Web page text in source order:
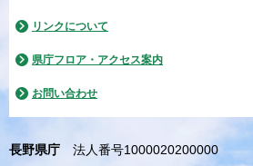
リンクについて
県庁フロア・アクセス案内
お問い合わせ
長野県庁 法人番号1000020200000